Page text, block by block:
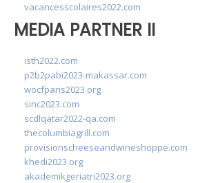
vacancesscolaires2022.com
MEDIA PARTNER II
isth2022.com
p2b2pabi2023-makassar.com
wocfparis2023.org
sinc2023.com
scdlqatar2022-qa.com
thecolumbiagrill.com
provisionscheeseandwineshoppe.com
khedi2023.org
akademikgeriatri2023.org